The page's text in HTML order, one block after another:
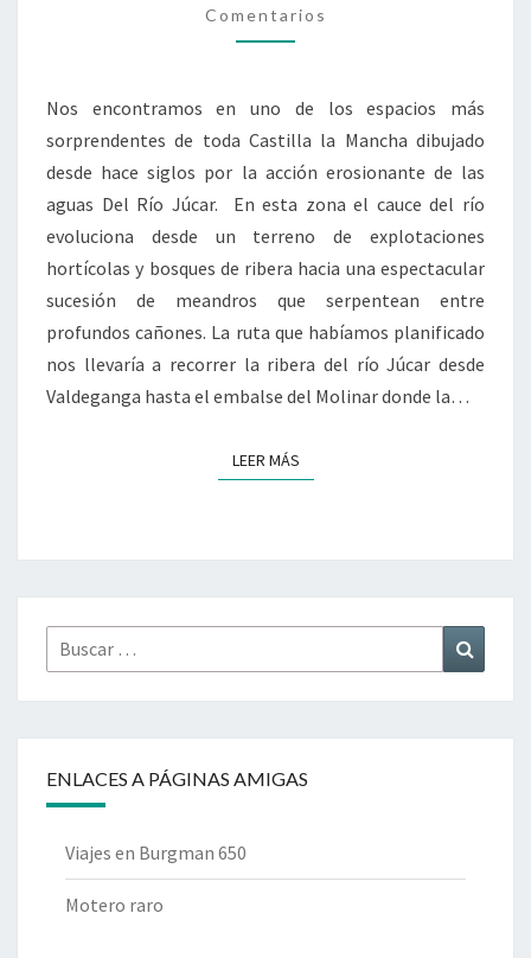
JÚCAR,
ALBACETE
Comentarios
Nos encontramos en uno de los espacios más
sorprendentes de toda Castilla la Mancha dibujado
desde hace siglos por la acción erosionante de las
aguas Del Río Júcar. En esta zona el cauce del río
evoluciona desde un terreno de explotaciones
hortícolas y bosques de ribera hacia una espectacular
sucesión de meandros que serpentean entre
profundos cañones. La ruta que habíamos planificado
nos llevaría a recorrer la ribera del río Júcar desde
Valdeganga hasta el embalse del Molinar donde la…
LEER MÁSLEER MÁS
Buscar
por:
ENLACES A PÁGINAS AMIGAS
Viajes en Burgman 650
Motero raro